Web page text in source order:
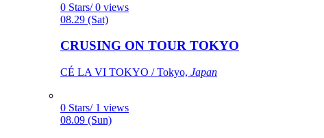
0 Stars/ 0 views
08.29 (Sat)
CRUSING ON TOUR TOKYO
CÉ LA VI TOKYO / Tokyo, Japan
0 Stars/ 1 views
08.09 (Sun)